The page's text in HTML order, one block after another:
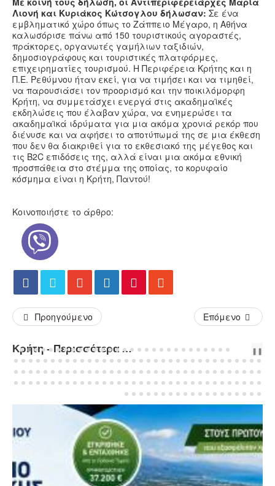
Λιονή και Κυριάκος Κώτσογλου δήλωσαν: Σε ένα
εμβληματικό χώρο όπως το Ζάππειο Μέγαρο, η Αθήνα
καλωσόρισε πάνω από 150 τουριστικούς αγοραστές,
πράκτορες, οργανωτές γαμήλιων ταξιδιών,
δημοσιογράφους και τουριστικές πλατφόρμες,
επιχειρηματίες τουρισμού. Η Περιφέρεια Κρήτης και η
Π.Ε. Ρεθύμνου ήταν εκεί, για να τιμήσει και να τιμηθεί,
να παρουσιάσει τον προορισμό και την ποικιλόμορφη
Κρήτη, να συμμετάσχει ενεργά στις ακαδημαϊκές
εκδηλώσεις που έλαβαν χώρα, να ενημερώσει τα
ακαδημαϊκά ιδρύματα για μια ακόμα χρονιά ρεκόρ που
διένυσε και να αφήσει το αποτύπωμά της σε μια έκθεση
που δεν θα διακριθεί για το εκθεσιακό της μέγεθος και
τις B2C επιδόσεις της, αλλά είναι μια ακόμα εθνική
προσπάθεια στο στέμμα της οποίας, το κορυφαίο
κόσμημα είναι η Κρήτη, Παντού!
Κοινοποιήστε το άρθρο:
Προηγούμενο Επόμενο
Κρήτη - Περισσότερα Άρθρα... PREVNEXT
❚❚